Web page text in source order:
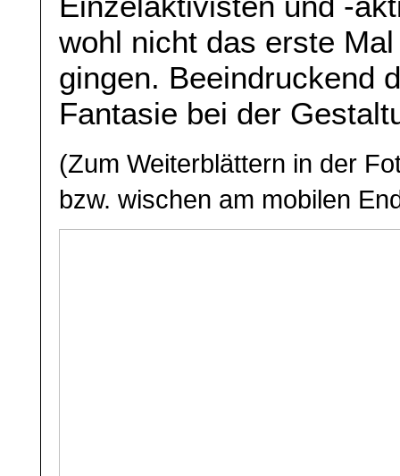
wohl nicht das erste
gingen. Beeindruckend
Fantasie bei der
(Zum Weiterblättern in der
bzw. wischen am mobilen